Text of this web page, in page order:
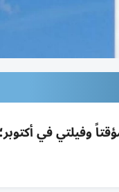
وفيلتي في